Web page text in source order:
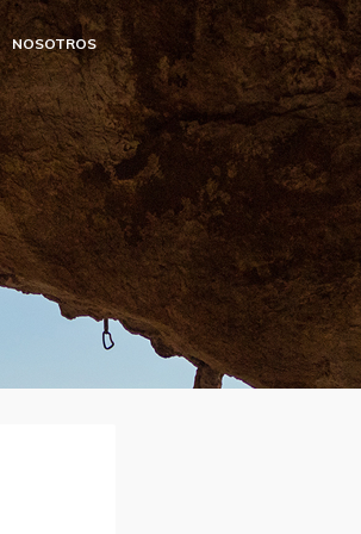
NOSOTROS